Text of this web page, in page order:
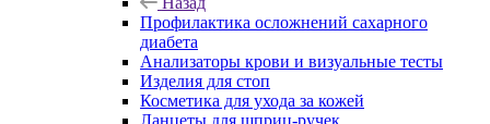
Профилактика осложнений сахарного
диабета
Анализаторы крови и визуальные тесты
Изделия для стоп
Косметика для ухода за кожей
Ланцеты для шприц-ручек